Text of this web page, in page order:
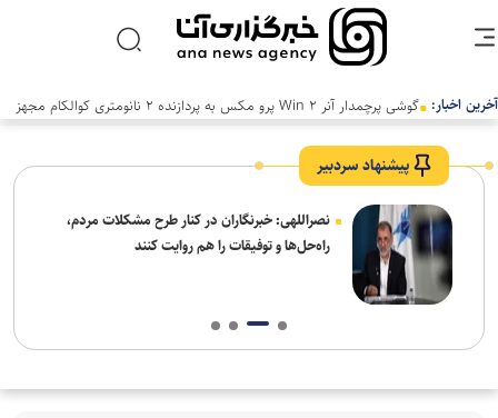
آخرین اخبار:
گوشی پرچمدار آنر Win ۲ پرو مکس به پردازنده ۲ نانومتری کوالکام مجهز
پیشنهاد سردبیر
نصراللهی: خبرنگاران در کنار طرح مشکلات مردم،
راه‌حل‌ها و توفیقات را هم روایت کنند